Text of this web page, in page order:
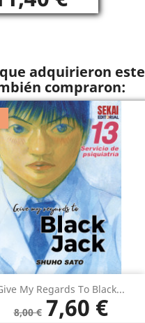
adquirieron este
compraron:
My Regards To Black...
8,00 € 7,60 €